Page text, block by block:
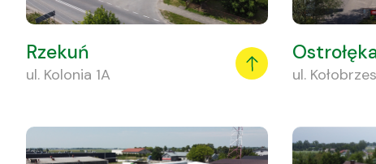
Rzekuń
ul. Kolonia 1A ul.